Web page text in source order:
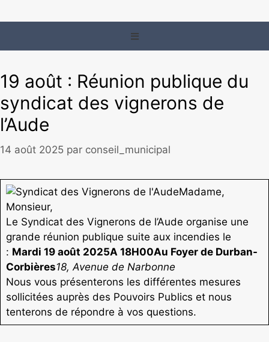
19 août : Réunion publique du
syndicat des vignerons de
l’Aude
14 août 2025 par conseil_municipal
Madame,
Monsieur,
Le Syndicat des Vignerons de l’Aude organise une
grande réunion publique suite aux incendies le
: Mardi 19 août 2025A 18H00Au Foyer de Durban-
Corbières18, Avenue de Narbonne
Nous vous présenterons les différentes mesures
sollicitées auprès des Pouvoirs Publics et nous
tenterons de répondre à vos questions.